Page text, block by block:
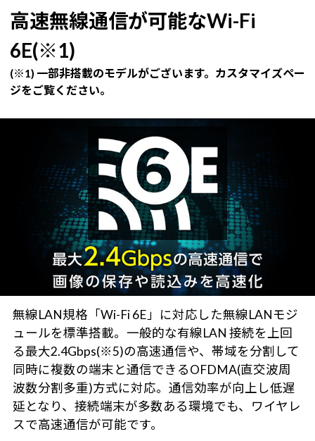
高速無線通信が可能なWi-Fi
6E(※1)
(※1) 一部非搭載のモデルがございます。カスタマイズペー
ジをご覧ください。
無線LAN規格「Wi-Fi 6E」に対応した無線LANモジ
ュールを標準搭載。一般的な有線LAN 接続を上回
る最大2.4Gbps(※5)の高速通信や、帯域を分割して
同時に複数の端末と通信できるOFDMA(直交波周
波数分割多重)方式に対応。通信効率が向上し低遅
延となり、接続端末が多数ある環境でも、ワイヤレ
スで高速通信が可能です。